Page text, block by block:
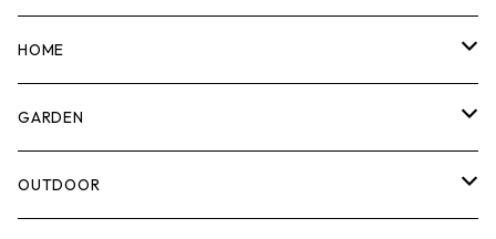
マーカー
計測機器
腰袋・ツールホルスター
HOME
5ガロンバケツ
キッチン
GARDEN
剪定ばさみ
OUTDOOR